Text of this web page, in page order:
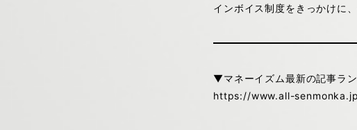
インボイス制度をきっかけに
▼マネーイズム最新の記事ラ
https://www.all-